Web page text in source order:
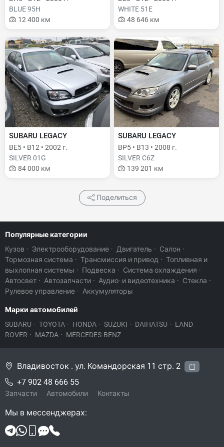
BLUE 95H
12 400 км
WHITE 51E
48 646 км
SUBARU LEGACY
BE5 • B12 • 2002 г.
SILVER 01G
84 000 км
SUBARU LEGACY
BP5 • B13 • 2008 г.
SILVER C6Z
139 201 км
Поделиться
Популярные категории
Кузов · Электрооборудование · Двигатель · Салон ·
Тормозная система · Трансмиссия и привод · Топливная и
выхлопная системы · Подвеска · Система охлаждения ·
Автосвет · Автозапчасти · Аудио- и видеотехника · Стекла ·
Рулевое управление · Аккумуляторы
Марки автомобилей
SUBARU · TOYOTA · HONDA · SUZUKI · DAIHATSU · LAND
ROVER · MAZDA · MERCEDES-BENZ
Владивосток . ул. Командорская 11 стр. 2
+7 902 48 666 55
Запчасти Автомобили Контакты
Мы в мессенджерах: